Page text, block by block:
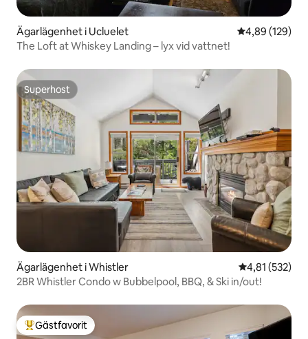
Ägarlägenhet i Ucluelet 4,89 av 5 i
4,89 (129)
The Loft at Whiskey Landing – lyx vid vattnet!
Superhost
Superhost
Ägarlägenhet i Whistler 4,81 av 5 i
4,81 (532)
2BR Whistler Condo w Bubbelpool, BBQ, & Ski in/out!
Populär gästfavorit
Gästfavorit